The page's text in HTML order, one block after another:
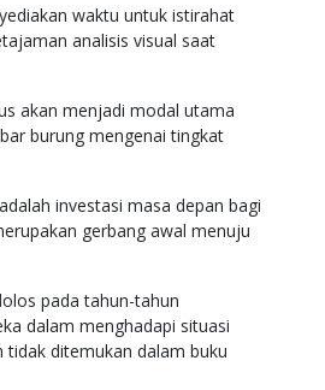
waktu untuk istirahat
analisis visual saat
akan menjadi modal utama
burung mengenai tingkat
investasi masa depan bagi
gerbang awal menuju
pada tahun-tahun
dalam menghadapi situasi
ditemukan dalam buku